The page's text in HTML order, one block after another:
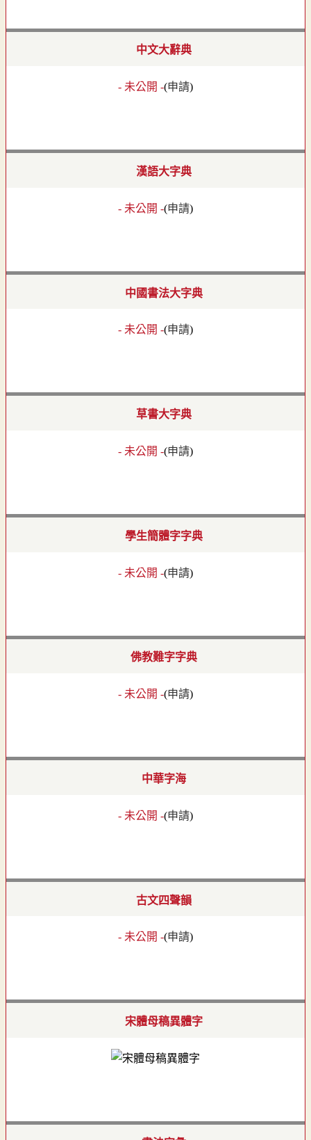
中文大辭典
- 未公開 -(申請)
漢語大字典
- 未公開 -(申請)
中國書法大字典
- 未公開 -(申請)
草書大字典
- 未公開 -(申請)
學生簡體字字典
- 未公開 -(申請)
佛教難字字典
- 未公開 -(申請)
中華字海
- 未公開 -(申請)
古文四聲韻
- 未公開 -(申請)
宋體母稿異體字